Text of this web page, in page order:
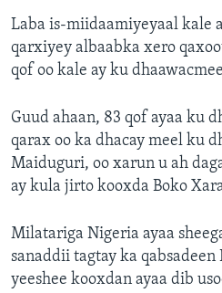
Laba is-miidaamiyeyaal kale
qarxiyey albaabka xero
qof oo kale ay ku
Guud ahaan, 83 qof ayaa ku
qarax oo ka dhacay meel ku
Maiduguri, oo xarun u ah
ay kula jirto kooxda Boko
Milatariga Nigeria ayaa
sanaddii tagtay ka qabsadeen
yeeshee kooxdan ayaa dib